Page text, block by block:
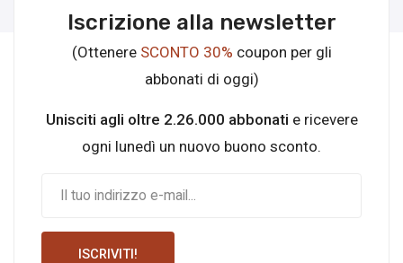
Iscrizione alla newsletter
(Ottenere SCONTO 30% coupon per gli
abbonati di oggi)
Unisciti agli oltre 2.26.000 abbonati e ricevere
ogni lunedì un nuovo buono sconto.
ISCRIVITI!